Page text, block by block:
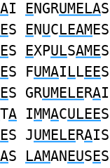
I ENGRUMELAS
S ENUCLEAMES
S EXPULSAMES
ES FUMAILLEES
ES GRUMELERAI
TA IMMACULEES
ES JUMELERAIS
AS LAMANEUSES